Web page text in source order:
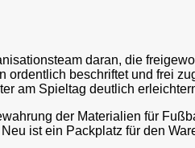
daran, die
beschriftet und frei
am Spieltag deutlich
der Materialien für
ist ein Packplatz für den